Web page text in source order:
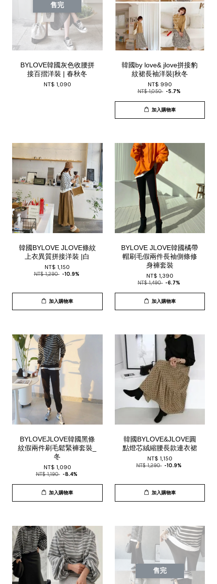
售完
BYLOVE韓國灰色收腰拼
接百摺洋裝 | 春秋冬
NT$ 1,090
韓國by love& jlove拼接豹
紋裙長袖洋裝|秋冬
NT$ 990
NT$ 1,050 -5.7%
加入購物車
韓國BYLOVE JLOVE條紋
上衣異質拼接洋裝 |白
NT$ 1,150
NT$ 1,290 -10.9%
加入購物車
BYLOVE JLOVE韓國橘帶
帽刷毛假兩件長袖側條修
身褲套裝
NT$ 1,390
NT$ 1,490 -6.7%
加入購物車
BYLOVEJLOVE韓國黑條
紋假兩件刷毛鬆緊褲套裝_
冬
NT$ 1,090
NT$ 1,190 -8.4%
加入購物車
韓國BYLOVE&JLOVE圓
點燈芯絨縮腰長款連衣裙
NT$ 1,150
NT$ 1,290 -10.9%
加入購物車
售完